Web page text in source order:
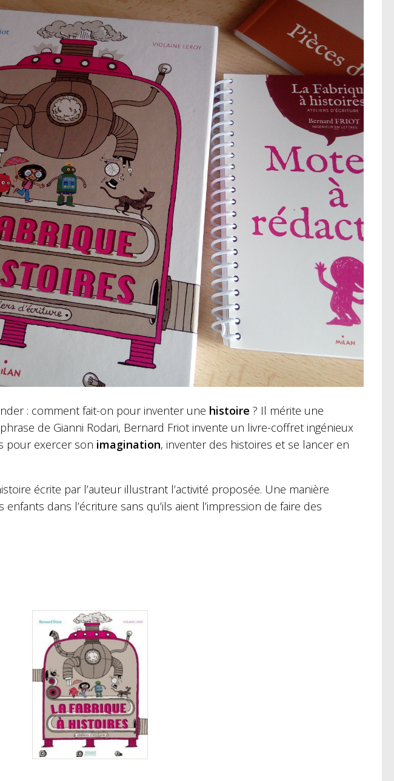
: comment fait-on pour inventer une histoire ? Il mérite une
de Gianni Rodari, Bernard Friot invente un livre-coffret ingénieux
pour exercer son imagination, inventer des histoires et se lancer en
écrite par l’auteur illustrant l’activité proposée. Une manière
dans l’écriture sans qu’ils aient l’impression de faire des